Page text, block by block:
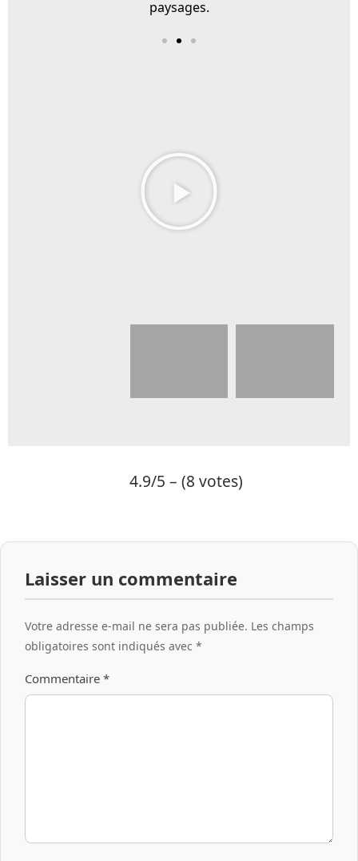
paysages.
4.9/5 – (8 votes)
Laisser un commentaire
Votre adresse e-mail ne sera pas publiée. Les champs
obligatoires sont indiqués avec *
Commentaire *